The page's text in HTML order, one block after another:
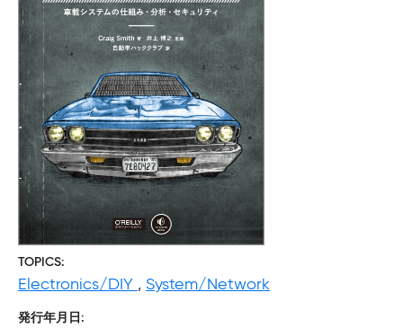
TOPICS
Electronics/DIY , System/Network
発行年月日